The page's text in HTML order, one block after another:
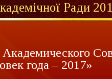
Ради
года – 2017»